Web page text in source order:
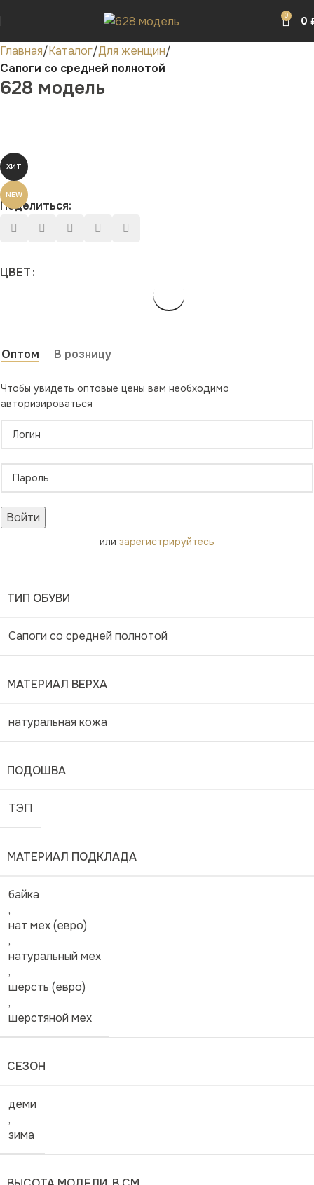
0 0
Главная Каталог Для женщин
Сапоги со средней полнотой
628 модель
ХИТ
NEW
Поделиться:
ЦВЕТ
Оптом В розницу
Чтобы увидеть оптовые цены вам необходимо
авторизироваться
Войти
или зарегистрируйтесь
ТИП ОБУВИ
Сапоги со средней полнотой
МАТЕРИАЛ ВЕРХА
натуральная кожа
ПОДОШВА
ТЭП
МАТЕРИАЛ ПОДКЛАДА
байка
,
нат мех (евро)
,
натуральный мех
,
шерсть (евро)
,
шерстяной мех
СЕЗОН
деми
,
зима